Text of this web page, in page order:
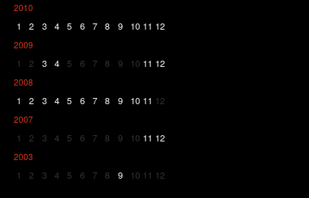
2010
1 2 3 4 5 6 7 8 9 10 11 12
2009
1 2 3 4 5 6 7 8 9 10 11 12
2008
1 2 3 4 5 6 7 8 9 10 11 12
2007
1 2 3 4 5 6 7 8 9 10 11 12
2003
1 2 3 4 5 6 7 8 9 10 11 12